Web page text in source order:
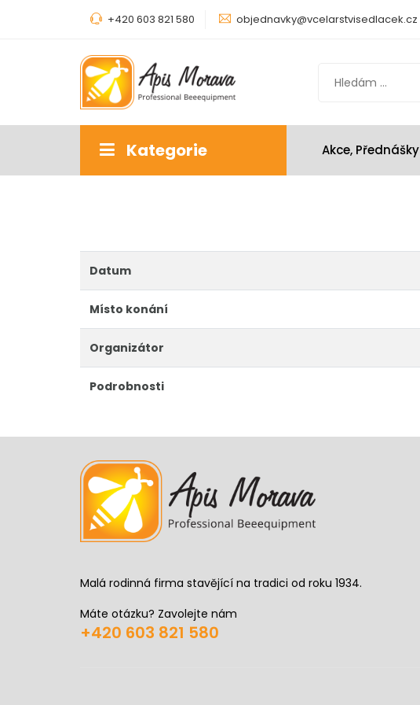
+420 603 821 580 objednavky@vcelarstvisedlacek.cz
Kategorie Akce, Přednášky
Datum
Místo konání
Organizátor
Podrobnosti
Malá rodinná firma stavějící na tradici od roku 1934.
Máte otázku? Zavolejte nám
+420 603 821 580